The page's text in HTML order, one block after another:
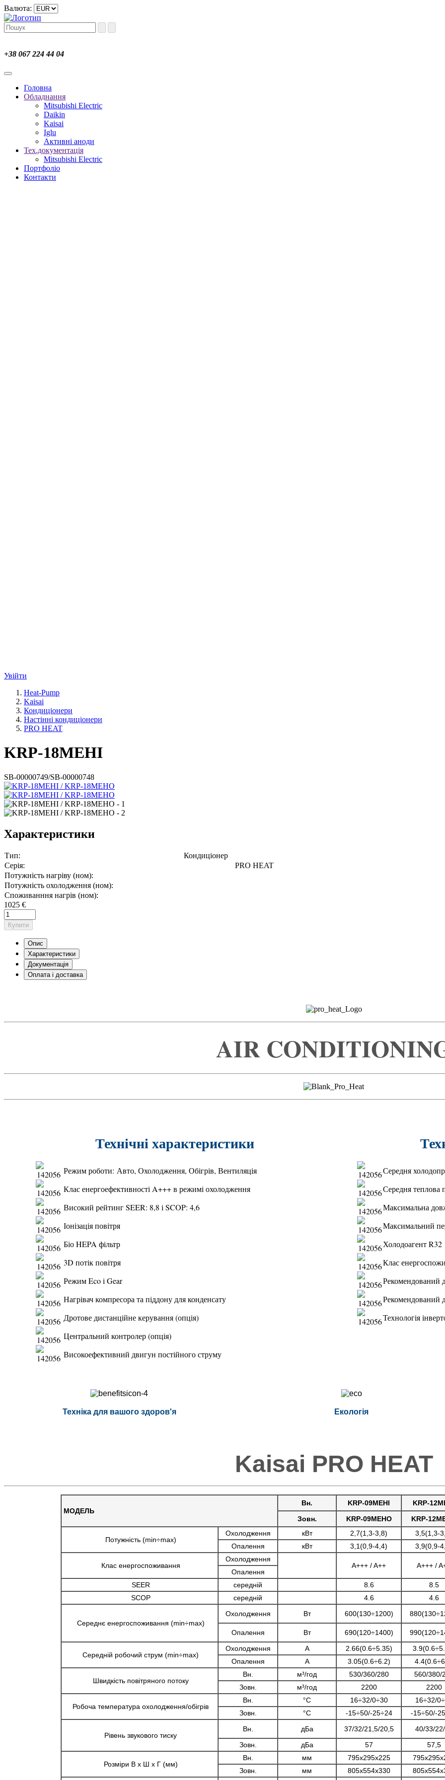
Валюта:
+38 067 224 44 04
Головна
Обладнання
Mitsubishi Electric
Daikin
Kaisai
Iglu
Активні аноди
Тех.документація
Mitsubishi Electric
Портфоліо
Контакти
Увійти
Heat-Pump
Kaisai
Кондиціонери
Настінні кондиціонери
PRO HEAT
KRP-18MEHI
SB-00000749/SB-00000748
Характеристики
Тип:
Кондиціонер
Серія:
PRO HEAT
Потужність нагріву (ном):
Потужність охолодження (ном):
Споживанння нагрів (ном):
1025 €
Купити
Опис
Характеристики
Документація
Оплата і доставка
AIR
Технічні характеристики
Режим роботи: Авто, Охолодження, Обігрів, Вентиляція
Середня
Клас енергоефективності A+++ в режимі охолодження
Середня теплова
Високий рейтинг SEER: 8,8 і SCOP: 4,6
Максимальна
Іонізація повітря
Максимальний
Біо HEPA фільтр
Холодоагент R32
3D потік повітря
Клас
Режим Eco і Gear
Рекомендований
Нагрівач компресора та піддону для конденсату
Рекомендований
Дротове дистанційне керування (опція)
Технологія
Центральний контролер (опція)
Високоефективний двигун постійного струму
Техніка для вашого здоров'я Екологія
Kaisai PRO HEAT
МОДЕЛЬ
Вн. KRP-09MEHI KRP-
Зовн.
KRP-09MEHO KRP-
Потужність (min÷max)
Охолодження кВт 2,7(1,3-3,8) 3,5(1,3-
Опалення
кВт 3,1(0,9-4,4) 3,9(0,9-
Клас енергоспоживання
Охолодження
A+++ / A++
A+++ /
Опалення
SEER
середній 8.6 8.5
SCOP
середній 4.6 4.6
Середнє енергоспоживання (min÷max)
Охолодження Вт 600(130÷1200)
Опалення Вт 690(120÷1400)
Середній робочий струм (min÷max)
Охолодження A 2.66(0.6÷5.35)
Опалення
A 3.05(0.6÷6.2)
Швидкість повітряного потоку
Вн. м³/год 530/360/280 560/380/
Зовн.
м³/год 2200 2200
Робоча температура охолодження/обігрів
Вн. °C 16÷32/0÷30 16÷32/
Зовн.
°C -15÷50/-25÷24 -15÷50/-
Рівень звукового тиску
Вн. дБа 37/32/21,5/20,5 40/33/
Зовн.
дБа 57 57,5
Розміри В x Ш x Г (мм)
Вн. мм 795x295x225
Зовн.
мм 805x554x330